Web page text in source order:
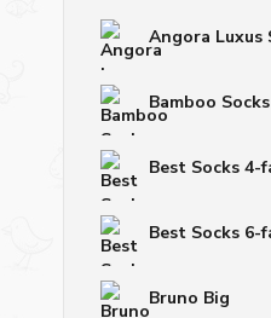
Angora Luxus
Bamboo Socks
Best Socks 4-
Best Socks 6-
Bruno Big